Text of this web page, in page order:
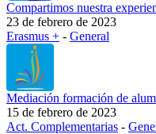
Compartimos nuestra
23 de febrero de 2023
Erasmus + - General
Mediación formación de
15 de febrero de 2023
Act. Complementarias -